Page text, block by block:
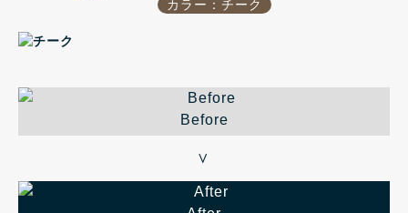
カラー：チーク
Before
＞